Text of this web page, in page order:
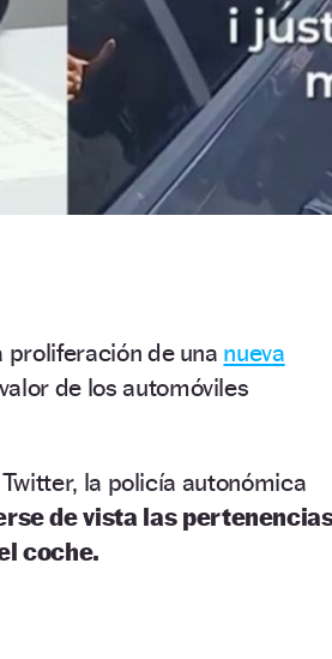
proliferación de una nueva
de los automóviles
la policía autonómica
de vista las
coche.